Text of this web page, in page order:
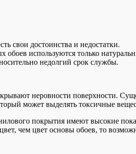
свои достоинства и недостатки.
обоев используются только
недолгий срок службы.
неровности поверхности.
может выделять токсичные
покрытия имеют высокие
чем цвет основы обоев, то